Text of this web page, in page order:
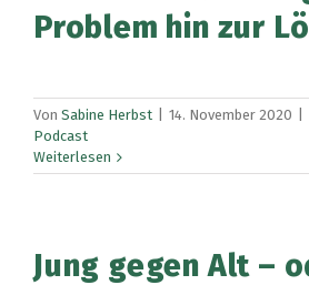
Problem hin zur
Von Sabine Herbst 14. November 2020
Podcast
Weiterlesen
Jung gegen Alt –